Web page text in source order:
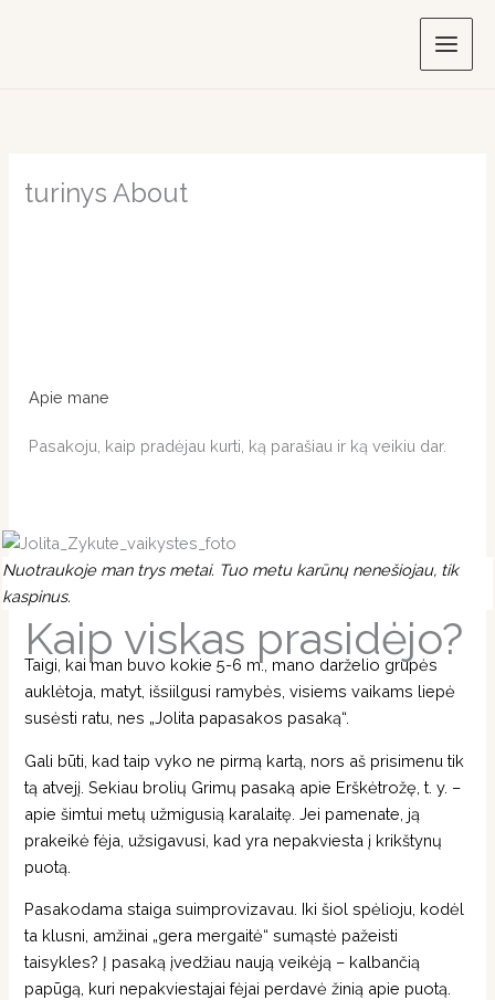
turinys About
Apie mane
Pasakoju, kaip pradėjau kurti, ką parašiau ir ką veikiu dar.
Nuotraukoje man trys metai. Tuo metu karūnų nenešiojau, tik
kaspinus.
Kaip viskas prasidėjo?
Taigi, kai man buvo kokie 5-6 m., mano darželio grupės
auklėtoja, matyt, išsiilgusi ramybės, visiems vaikams liepė
susėsti ratu, nes „Jolita papasakos pasaką“.
Gali būti, kad taip vyko ne pirmą kartą, nors aš prisimenu tik
tą atvejį. Sekiau brolių Grimų pasaką apie Erškėtrožę, t. y. –
apie šimtui metų užmigusią karalaitę. Jei pamenate, ją
prakeikė fėja, užsigavusi, kad yra nepakviesta į krikštynų
puotą.
Pasakodama staiga suimprovizavau. Iki šiol spėlioju, kodėl
ta klusni, amžinai „gera mergaitė“ sumąstė pažeisti
taisykles? Į pasaką įvedžiau naują veikėją – kalbančią
papūgą, kuri nepakviestajai fėjai perdavė žinią apie puotą.